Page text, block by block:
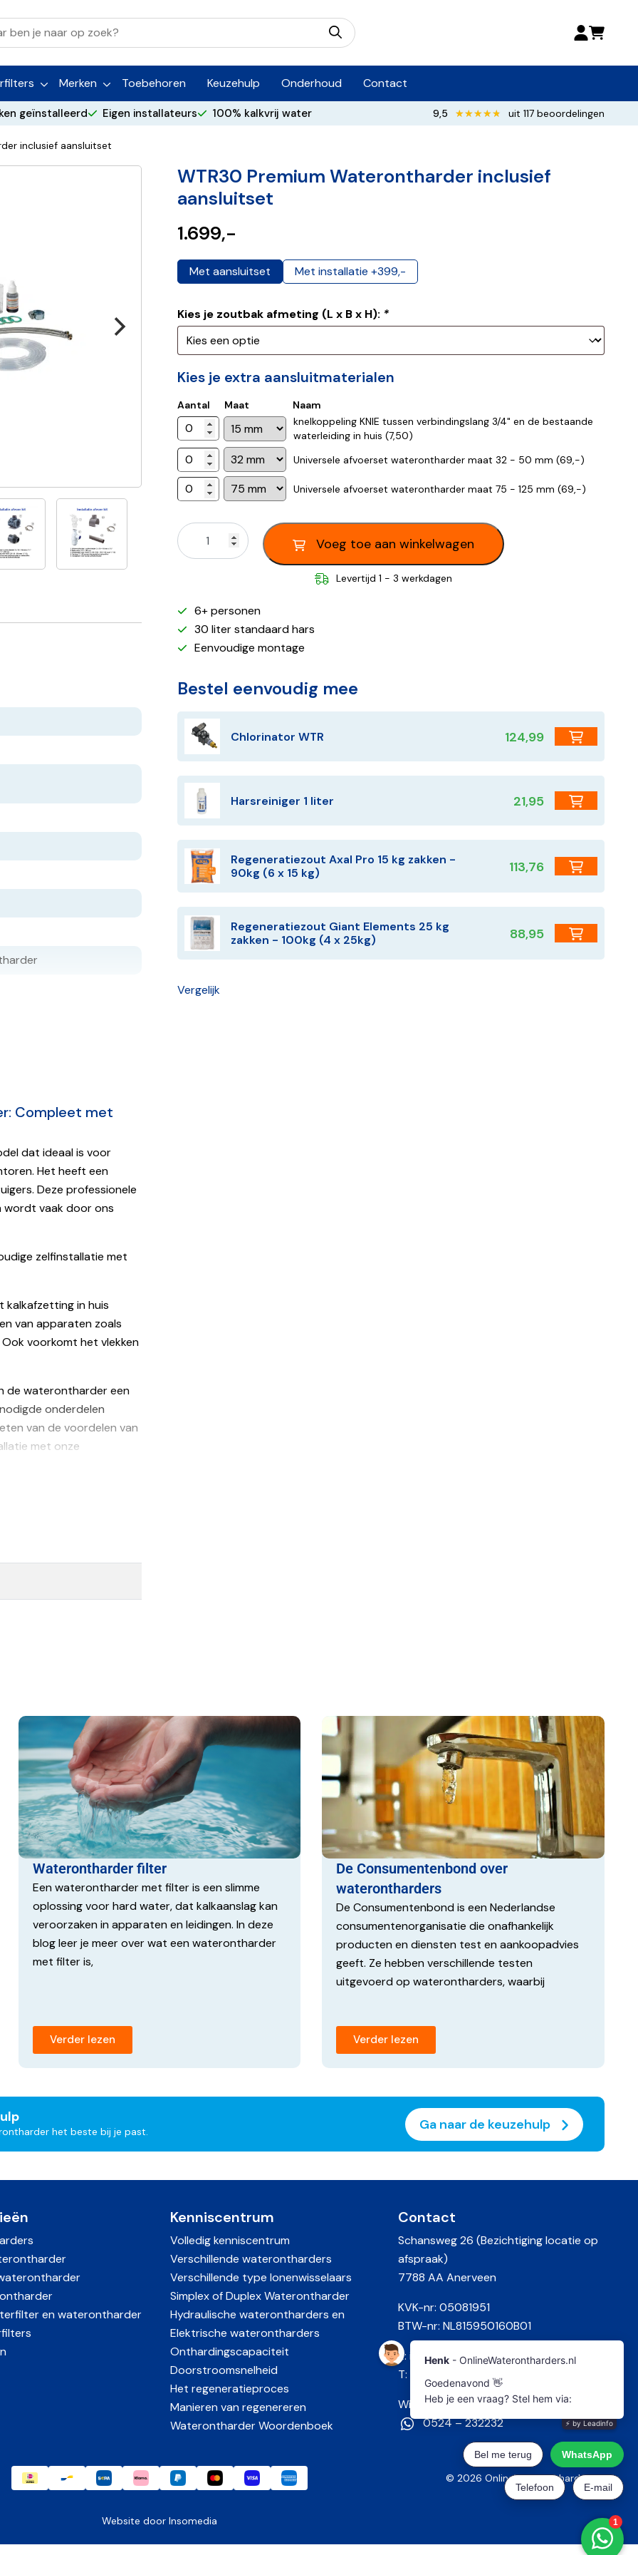
Merken Toebehoren Keuzehulp Onderhoud Contact
geïnstalleerd Eigen installateurs 100% kalkvrij water 9,5 ★★★★★
★★★★★ uit 117 beoordelingen
inclusief aansluitset
WTR30 Premium Waterontharder inclusief
aansluitset
1.699,-
Met aansluitset Met installatie +399,-
Kies je zoutbak afmeting (L x B x H): *
Kies je extra aansluitmaterialen
Aantal Maat
Naam
knelkoppeling KNIE tussen verbindingslang 3/4" en de bestaande
waterleiding in huis (7,50)
Universele afvoerset waterontharder maat 32 - 50 mm (69,-)
Universele afvoerset waterontharder maat 75 - 125 mm (69,-)
Voeg toe aan winkelwagen
Levertijd 1 - 3 werkdagen
6+ personen
30 liter standaard hars
Eenvoudige montage
Bestel eenvoudig mee
Chlorinator WTR 124,99
Harsreiniger 1 liter 21,95
Regeneratiezout Axal Pro 15 kg zakken -
90kg (6 x 15 kg)
113,76
Regeneratiezout Giant Elements 25 kg
zakken - 100kg (4 x 25kg)
88,95
Vergelijk
/ 25 liter per minuut
81cm
Compleet met
dat ideaal is voor
Het heeft een
Deze professionele
wordt vaak door ons
zelfinstallatie met
in huis
van apparaten zoals
voorkomt het vlekken
de waterontharder een
onderdelen
van de voordelen van
met onze
en kunststoffen
ceramische schijven
de stuurklep langer
aan vervanging /
de groei van bacteriën in
voor een
Waterontharder filter
Een waterontharder met filter is een slimme
oplossing voor hard water, dat kalkaanslag kan
veroorzaken in apparaten en leidingen. In deze
blog leer je meer over wat een waterontharder
met filter is,
Verder lezen
De Consumentenbond over
waterontharders
De Consumentenbond is een Nederlandse
consumentenorganisatie die onafhankelijk
producten en diensten test en aankoopadvies
geeft. Ze hebben verschillende testen
uitgevoerd op waterontharders, waarbij
Verder lezen
het beste bij je past. Ga naar de keuzehulp
en waterontharder
Kenniscentrum
Volledig kenniscentrum
Verschillende waterontharders
Verschillende type Ionenwisselaars
Simplex of Duplex Waterontharder
Hydraulische waterontharders en
Elektrische waterontharders
Onthardingscapaciteit
Doorstroomsnelheid
Het regeneratieproces
Manieren van regenereren
Waterontharder Woordenboek
Contact
Schansweg 26 (Bezichtiging locatie op
afspraak)
7788 AA Anerveen
KVK-nr: 05081951
BTW-nr: NL815950160B01
E: info@onlinewaterontharders.nl
T:
Wij hebben ook WhatsApp!
0524 – 232232
© 2026 OnlineWaterontharders.nl
Website door Insomedia